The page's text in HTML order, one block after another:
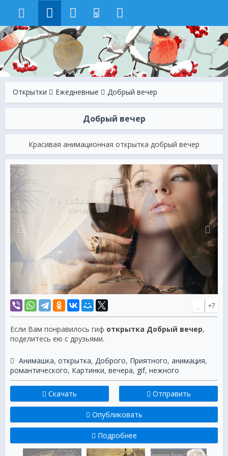
9
Открытки Ежeдневные Добрый вечер
Добрый вечер
Красивая анимационная открытка добрый вечер
+7
Если Вам понравилось гиф открытка Добрый вечер,
поделитесь ею с друзьями.
Анимашка, открытка, Доброго, Приятного, анимация,
романтического, Картинки, вечера, gif, нежного
Скачать Отправить
Опубликовать
Подробнее